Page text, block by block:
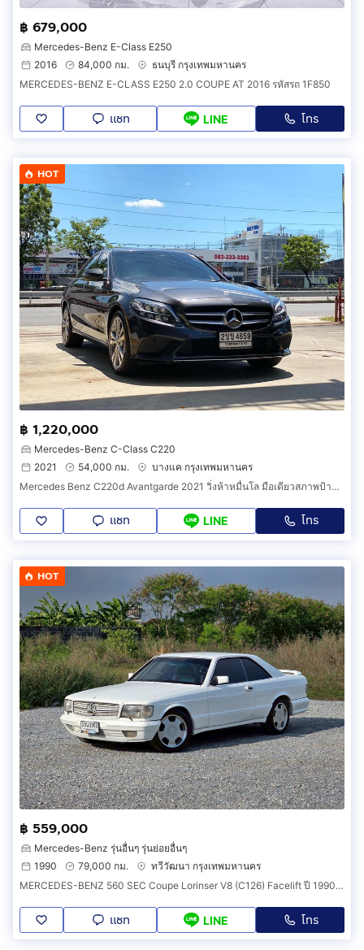
฿ 679,000
Mercedes-Benz E-Class E250
2016
84,000 กม.
ธนบุรี กรุงเทพมหานคร
MERCEDES-BENZ E-CLASS E250 2.0 COUPE AT 2016 รหัสรถ 1F850
แชท LINE โทร
HOT
฿ 1,220,000
Mercedes-Benz C-Class C220
2021
54,000 กม.
บางแค กรุงเทพมหานคร
Mercedes Benz C220d Avantgarde 2021 วิ่งห้าหมื่นโล มือเดียวสภาพป้ายแดงและยังมีวารันตี MBSP เหลืออีกหลายปี
แชท LINE โทร
HOT
฿ 559,000
Mercedes-Benz รุ่นอื่นๆ รุ่นย่อยอื่นๆ
1990
79,000 กม.
ทวีวัฒนา กรุงเทพมหานคร
MERCEDES-BENZ 560 SEC Coupe Lorinser V8 (C126) Facelift ปี 1990 เบนซ์เซ็ก รถในฝันยุด 90 น่าสะสม
แชท LINE โทร